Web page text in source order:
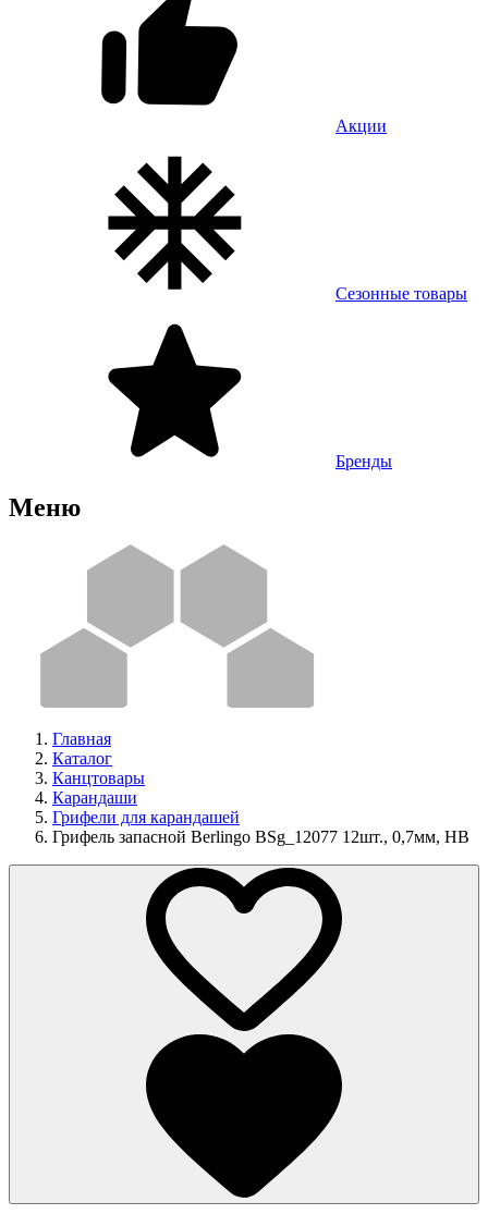
Акции
Сезонные товары
Бренды
Меню
Главная
Каталог
Канцтовары
Карандаши
Грифели для карандашей
Грифель запасной Berlingo BSg_12077 12шт., 0,7мм, HB